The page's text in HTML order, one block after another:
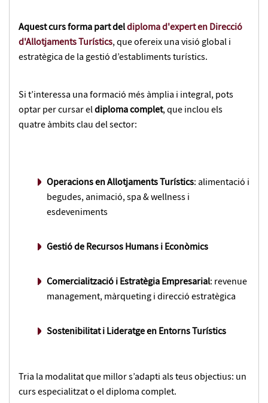
Aquest curs forma part deldiploma d'expert en Direcció
d'Allotjaments Turístics, que ofereix una visió global i
estratègica de la gestió d’establiments turístics.
Si t’interessa una formació més àmplia i integral, pots
optar per cursar eldiploma complet, que inclou els
quatre àmbits clau del sector:
Operacions en Allotjaments Turístics: alimentació i
begudes, animació, spa & wellness i
esdeveniments
Gestió de Recursos Humans i Econòmics
Comercialització i Estratègia Empresarial: revenue
management, màrqueting i direcció estratègica
Sostenibilitat i Lideratge en Entorns Turístics
Tria la modalitat que millor s’adapti als teus objectius: un
curs especialitzat o el diploma complet.